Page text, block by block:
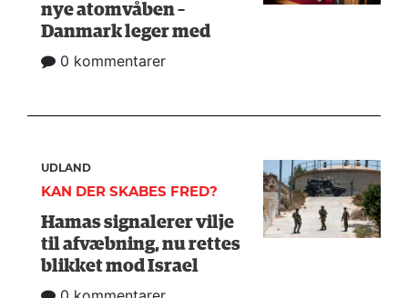
nye atomvåben –
Danmark leger med
0 kommentarer
UDLAND
KAN DER SKABES FRED?
Hamas signalerer vilje
til afvæbning, nu rettes
blikket mod Israel